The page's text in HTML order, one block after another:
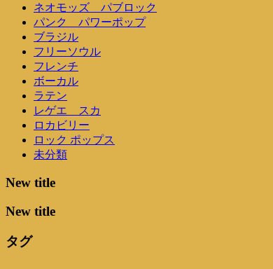
ネオモッズ パブロック
パンク パワーポップ
ブラジル
フリーソウル
フレンチ
ボーカル
ラテン
レゲエ スカ
ロカビリー
ロック ポップス
未分類
New title
New title
タグ